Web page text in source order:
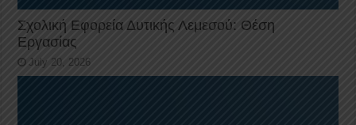
Σχολική Εφορεία Δυτικής Λεμεσού: Θέση
Εργασίας
July 20, 2026